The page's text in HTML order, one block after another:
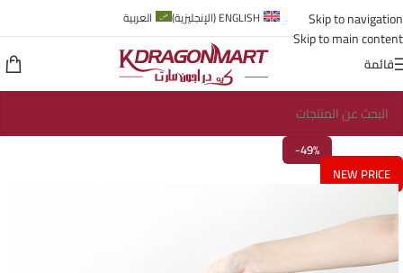
Skip to navigation
Skip to main content
ENGLISH
(الإنجليزية) العربية
قائمة
-49%
NEW PRICE